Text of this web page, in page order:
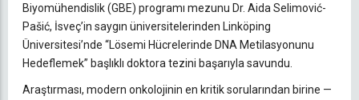
Biyomühendislik (GBE) programı mezunu Dr. Aida Selimović-
Pašić, İsveç’in saygın üniversitelerinden Linköping
Üniversitesi’nde “Lösemi Hücrelerinde DNA Metilasyonunu
Hedeflemek” başlıklı doktora tezini başarıyla savundu.
Araştırması, modern onkolojinin en kritik sorularından birine —